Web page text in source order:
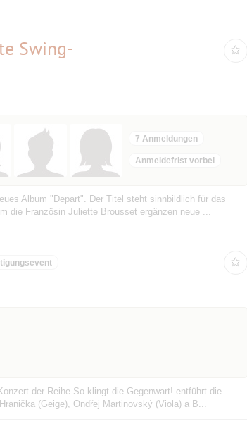
Swing-
7 Anmeldungen
Anmeldefrist vorbei
Album "Depart". Der Titel steht sinnbildlich für das
die Französin Juliette Brousset ergänzen neue ...
der Reihe So klingt die Gegenwart! entführt die
(Geige), Ondřej Martinovský (Viola) a B...